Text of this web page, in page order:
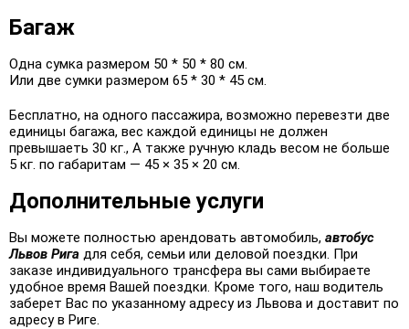
Багаж
Одна сумка размером 50 * 50 * 80 см.
Или две сумки размером 65 * 30 * 45 см.
Бесплатно, на одного пассажира, возможно перевезти две
единицы багажа, вес каждой единицы не должен
превышаеть 30 кг., А также ручную кладь весом не больше
5 кг. по габаритам — 45 × 35 × 20 см.
Дополнительные услуги
Вы можете полностью арендовать автомобиль, автобус
Львов Рига для себя, семьи или деловой поездки. При
заказе индивидуального трансфера вы сами выбираете
удобное время Вашей поездки. Кроме того, наш водитель
заберет Вас по указанному адресу из Львова и доставит по
адресу в Риге.